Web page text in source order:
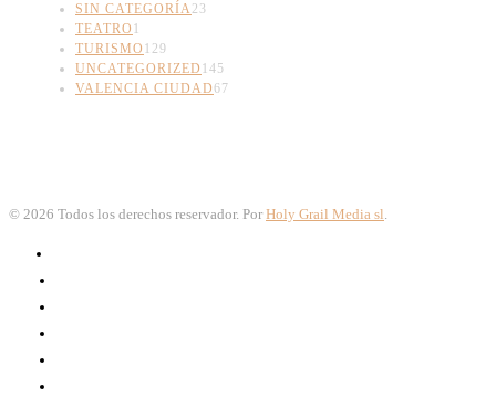
SIN CATEGORÍA23
TEATRO 1
TURISMO 129
UNCATEGORIZED 145
VALENCIA CIUDAD67
© 2026 Todos los derechos reservador. Por Holy Grail Media sl